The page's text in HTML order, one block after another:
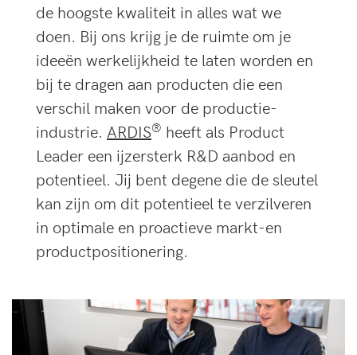
de hoogste kwaliteit in alles wat we
doen. Bij ons krijg je de ruimte om je
ideeën werkelijkheid te laten worden en
bij te dragen aan producten die een
verschil maken voor de productie-
industrie. ARDIS® heeft als Product
Leader een ijzersterk R&D aanbod en
potentieel. Jij bent degene die de sleutel
kan zijn om dit potentieel te verzilveren
in optimale en proactieve markt-en
productpositionering.